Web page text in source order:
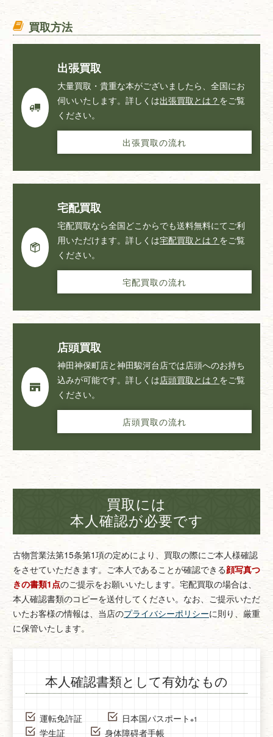
藤原 審爾（ふじわら しんじ）・有島 武郎（ありしま たけ
お）・宮本 百合子（みやもと ゆりこ）・武田 泰淳（たけ
だ たいじゅん）・辻 邦生（つじ くにお）
買取方法
出張買取
大量買取・貴重な本がございましたら、全国にお
伺いいたします。詳しくは出張買取とは？ をご覧
ください。
出張買取の流れ
宅配買取
宅配買取なら全国どこからでも送料無料にてご利
用いただけます。詳しくは宅配買取とは？ をご覧
ください。
宅配買取の流れ
店頭買取
神田神保町店と神田駿河台店では店頭へのお持ち
込みが可能です。詳しくは店頭買取とは？ をご覧
ください。
店頭買取の流れ
買取には
本人確認が必要です
古物営業法第15条第1項の定めにより、買取の際にご本人様確認
をさせていただきます。 ご本人であることが確認できる顔写真つ
きの書類1点のご提示をお願いいたします。 宅配買取の場合は、
本人確認書類のコピーを送付してください。 なお、ご提示いただ
いたお客様の情報は、当店のプライバシーポリシーに則り、厳重
に保管いたします。
本人確認書類として有効なもの
運転免許証 日本国パスポート ※1
学生証
身体障碍者手帳